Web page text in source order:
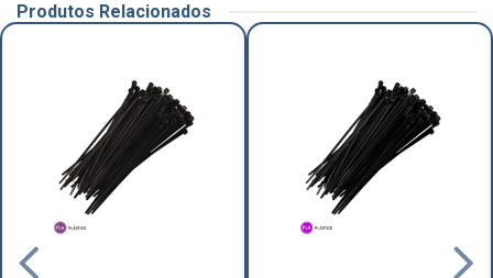
Produtos Relacionados